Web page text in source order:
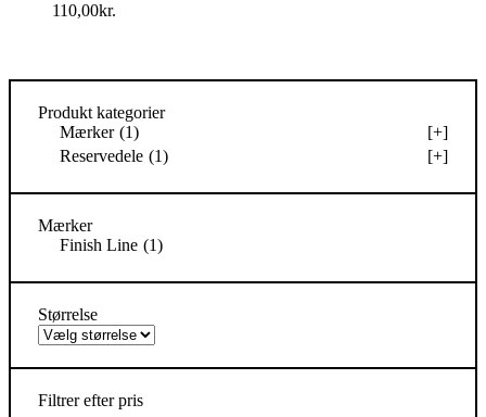
110,00kr.
Produkt kategorier
Mærker (1)
[+]
Reservedele (1) [+]
Mærker
Finish Line (1)
Størrelse
Filtrer efter pris